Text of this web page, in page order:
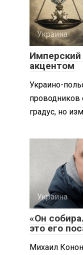
Украина
Имперский
акцентом
Украино-
градус, но
Украина
«Он
это его
Михаил